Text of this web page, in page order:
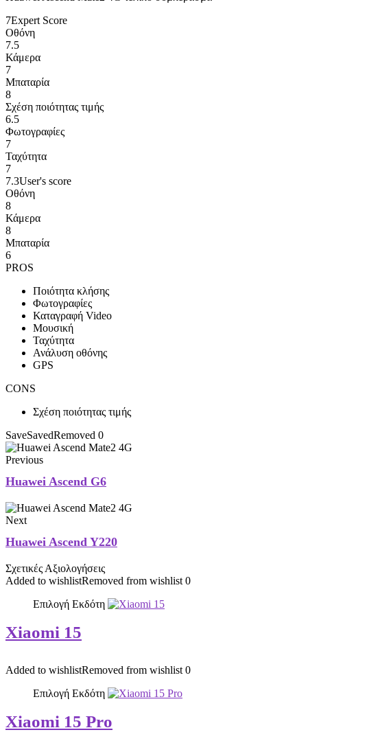
7Expert Score
Οθόνη
7.5
Κάμερα
7
Μπαταρία
8
Σχέση ποιότητας τιμής
6.5
Φωτογραφίες
7
Ταχύτητα
7
7.3User's score
Οθόνη
8
Κάμερα
8
Μπαταρία
6
PROS
Ποιότητα κλήσης
Φωτογραφίες
Καταγραφή Video
Μουσική
Ταχύτητα
Ανάλυση οθόνης
GPS
CONS
Σχέση ποιότητας τιμής
SaveSavedRemoved 0
Previous
Huawei Ascend G6
Next
Huawei Ascend Y220
Σχετικές Αξιολογήσεις
Added to wishlistRemoved from wishlist 0
Επιλογή Εκδότη
Xiaomi 15
Added to wishlistRemoved from wishlist 0
Επιλογή Εκδότη
Xiaomi 15 Pro